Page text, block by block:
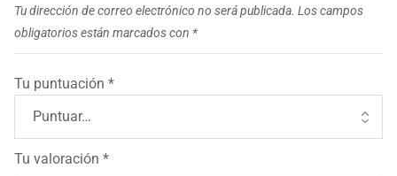
Tu dirección de correo electrónico no será publicada. Los campos
obligatorios están marcados con *
Tu puntuación *
Tu valoración *